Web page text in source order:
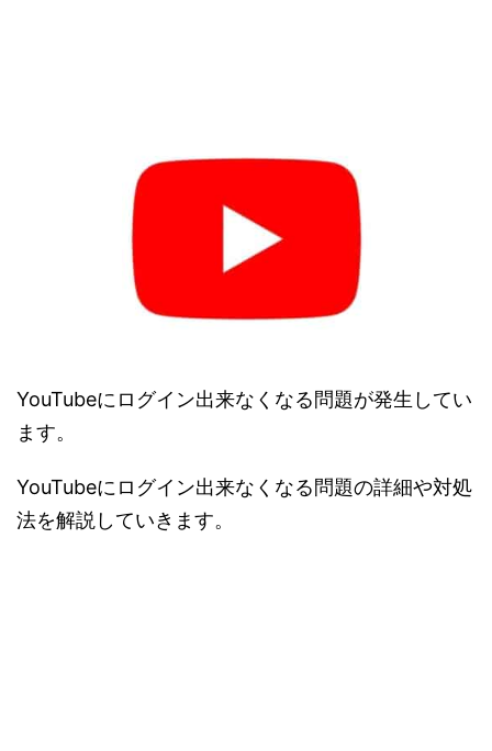
YouTubeにログイン出来なくなる問題が発生してい
ます。
YouTubeにログイン出来なくなる問題の詳細や対処
法を解説していきます。